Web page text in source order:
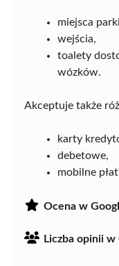
miejsca
wejścia,
toalety
wózków.
Akceptuje także
karty
debetowe,
mobilne
Ocena w
Liczba opinii w